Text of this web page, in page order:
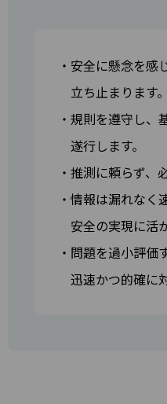
・安全に懸念を感
立ち止まります。
・規則を遵守し、
遂行します。
・推測に頼らず、
・情報は漏れなく
安全の実現に活
・問題を過小評価
迅速かつ的確に